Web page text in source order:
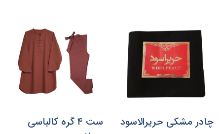
چادر مشکی حریرالاسود
ست ۴ گره کالباسی